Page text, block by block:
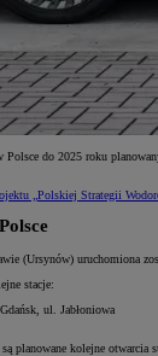
do 2025 roku
„Polskiej Strategii
(Ursynów) uruchomiona
stacje:
ul. Jabłoniowa
planowane kolejne